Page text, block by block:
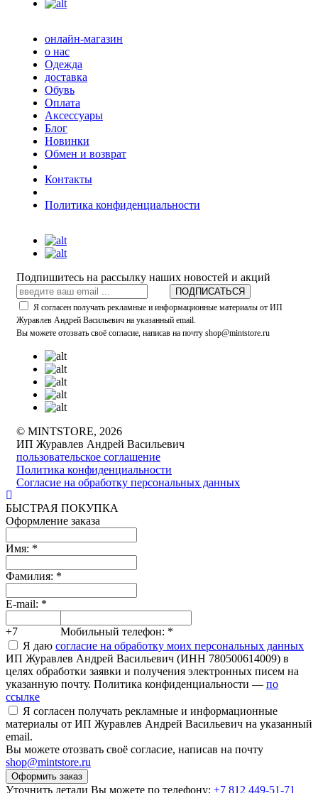
онлайн-магазин
о нас
Одежда
доставка
Обувь
Оплата
Аксессуары
Блог
Новинки
Обмен и возврат
Контакты
Политика конфиденциальности
Подпишитесь на рассылку наших новостей и акций
ПОДПИСАТЬСЯ
Я согласен получать рекламные и информационные материалы от ИП
Журавлев Андрей Васильевич на указанный email.
Вы можете отозвать своё согласие, написав на почту shop@mintstore.ru
© MINTSTORE, 2026
ИП Журавлев Андрей Васильевич
пользовательское соглашение
Политика конфиденциальности
Согласие на обработку персональных данных
БЫСТРАЯ ПОКУПКА
Оформление заказа
Имя: *
Фамилия: *
E-mail: *
+7 Мобильный телефон: *
Я даю согласие на обработку моих персональных данных
ИП Журавлев Андрей Васильевич (ИНН 780500614009) в
целях обработки заявки и получения электронных писем на
указанную почту. Политика конфиденциальности — по
ссылке
Я согласен получать рекламные и информационные
материалы от ИП Журавлев Андрей Васильевич на указанный
email.
Вы можете отозвать своё согласие, написав на почту
shop@mintstore.ru
Оформить заказ
Уточнить детали Вы можете по телефону: +7 812 449-51-71